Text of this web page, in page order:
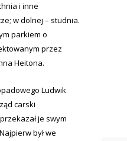
i inne
w dolnej – studnia.
parkiem o
przez
Heitona.
Ludwik
carski
je swym
był we